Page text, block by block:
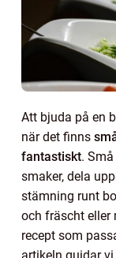
Att bjuda på en
när det finns
fantastiskt.
smaker, dela
stämning runt
och fräscht eller
recept som